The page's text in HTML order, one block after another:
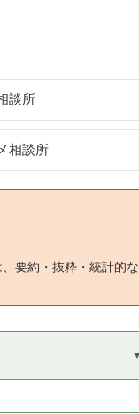
談所
相談所
要約・抜粋・統計的な